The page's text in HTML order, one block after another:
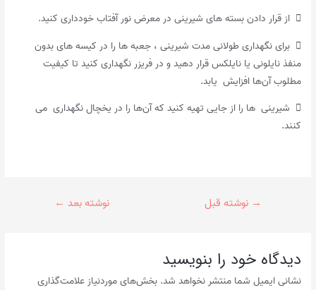
 از قرار دادن بسته های شیرینی در معرض نور آفتاب خودداری کنید.
 برای نگهداری طولانی مدت شیرینی ، جعبه ها را در کیسه های بدون
منفذ نایلونی یا نایلکس قرار دهید و در فریزر نگهداری کنید تا کیفیت
مطلوب آن‌ها افزایش یابد.
 شیرینی ها را از جایی تهیه کنید که آن‌ها را در یخچال نگهداری می
کنند.
راهبری
→ نوشته قبل نوشته بعد ←
دیدگاه‌ خود را بنویسید
نشانی ایمیل شما منتشر نخواهد شد. بخش‌های موردنیاز علامت‌گذاری